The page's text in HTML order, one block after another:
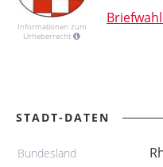
Informationen zum
Urheberrecht
STADT-DATEN
Bundesland